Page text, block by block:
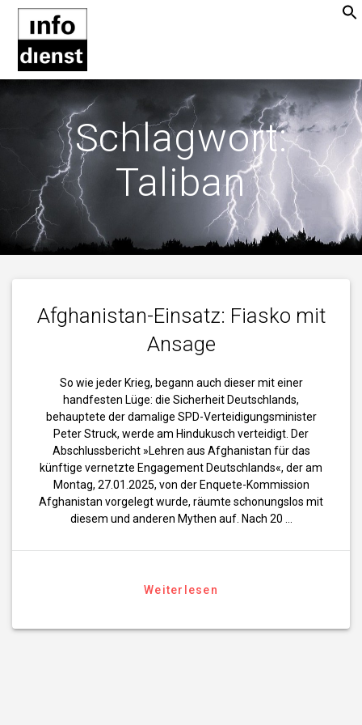
Schlagwort:
Taliban
Afghanistan-Einsatz: Fiasko mit
Ansage
So wie jeder Krieg, begann auch dieser mit einer
handfesten Lüge: die Sicherheit Deutschlands,
behauptete der damalige SPD-Verteidigungsminister
Peter Struck, werde am Hindukusch verteidigt. Der
Abschlussbericht »Lehren aus Afghanistan für das
künftige vernetzte Engagement Deutschlands«, der am
Montag, 27.01.2025, von der Enquete-Kommission
Afghanistan vorgelegt wurde, räumte schonungslos mit
diesem und anderen Mythen auf. Nach 20 …
Weiterlesen